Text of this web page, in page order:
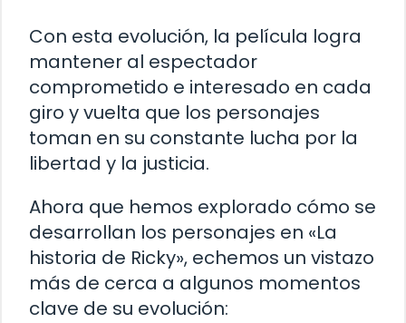
Con esta evolución, la película logra
mantener al espectador
comprometido e interesado en cada
giro y vuelta que los personajes
toman en su constante lucha por la
libertad y la justicia.
Ahora que hemos explorado cómo se
desarrollan los personajes en «La
historia de Ricky», echemos un vistazo
más de cerca a algunos momentos
clave de su evolución: